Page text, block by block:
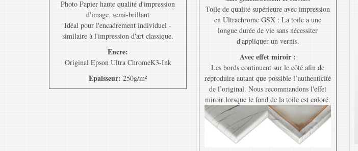
Photo Papier haute qualité d'impression
d'image, semi-brillant
Idéal pour l'encadrement individuel -
similaire à l'impression d'art classique.
Encre:
Original Epson Ultra ChromeK3-Ink
Epaisseur: 250g/m²
Toile de qualité supérieure avec impression
en Ultrachrome GSX : La toile a une
longue durée de vie sans nécessiter
d'appliquer un vernis.
Avec effet miroir :
Les bords continuent sur le côté afin de
reproduire autant que possible l’authenticité
de l’original. Nous recommandons l'effet
miroir lorsque le fond de la toile est coloré.